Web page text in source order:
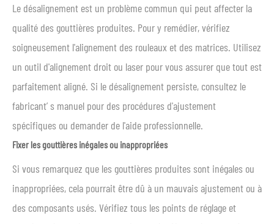
Le désalignement est un problème commun qui peut affecter la
qualité des gouttières produites. Pour y remédier, vérifiez
soigneusement l'alignement des rouleaux et des matrices. Utilisez
un outil d'alignement droit ou laser pour vous assurer que tout est
parfaitement aligné. Si le désalignement persiste, consultez le
fabricant’ s manuel pour des procédures d'ajustement
spécifiques ou demander de l'aide professionnelle.
Fixer les gouttières inégales ou inappropriées
Si vous remarquez que les gouttières produites sont inégales ou
inappropriées, cela pourrait être dû à un mauvais ajustement ou à
des composants usés. Vérifiez tous les points de réglage et